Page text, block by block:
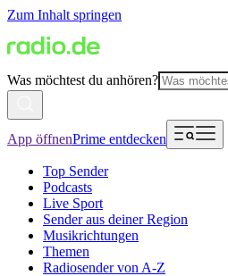
Zum Inhalt springen
Was möchtest du anhören?
App öffnenPrime entdecken
Top Sender
Podcasts
Live Sport
Sender aus deiner Region
Musikrichtungen
Themen
Radiosender von A-Z